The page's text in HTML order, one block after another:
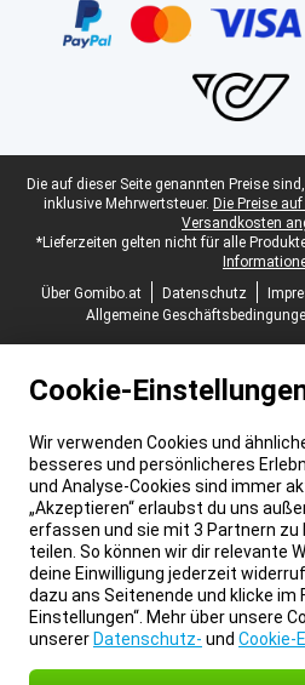
Juristische Fußzeile
Die auf dieser Seite genannten Preise
inklusive Mehrwertsteuer. Die Preise
Versandkosten
*Lieferzeiten gelten nicht für alle
Über Gomibo.at
Datenschutz
Allgemeine
Cookie-
Wir verwenden Cookies und
besseres und persönlicheres
und Analyse-Cookies sind immer
„Akzeptieren“ erlaubst du uns
erfassen und sie mit 3 Partnern
teilen. So können wir dir relevante
deine Einwilligung jederzeit
dazu ans Seitenende und klicke im
Einstellungen“. Mehr über unsere
unserer Datenschutz- und Cookie-